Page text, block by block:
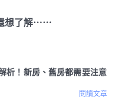
想了解⋯⋯
析！新房、舊房都需要注意
閱讀文章